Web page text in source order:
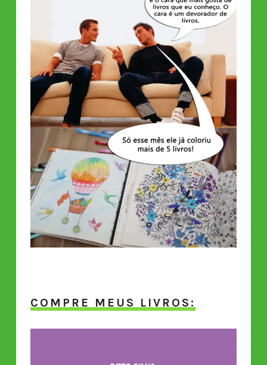
COMPRE MEUS LIVROS: